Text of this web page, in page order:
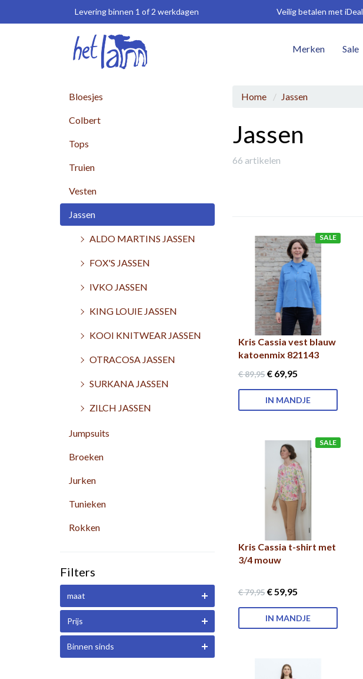
Levering binnen 1 of 2 werkdagen Veilig betalen met iDeal
Merken Sale
Bloesjes
Colbert
Tops
Truien
Vesten
Jassen
ALDO MARTINS JASSEN
FOX'S JASSEN
IVKO JASSEN
KING LOUIE JASSEN
KOOI KNITWEAR JASSEN
OTRACOSA JASSEN
SURKANA JASSEN
ZILCH JASSEN
Jumpsuits
Broeken
Jurken
Tunieken
Rokken
Filters
maat
Prijs
Binnen sinds
Home Jassen
Jassen
66 artikelen
SALE
Kris Cassia vest blauw
katoenmix 821143
€ 89,95€ 69,95
IN MANDJE
SALE
Kris Cassia t-shirt met
3/4 mouw
€ 79,95€ 59,95
IN MANDJE